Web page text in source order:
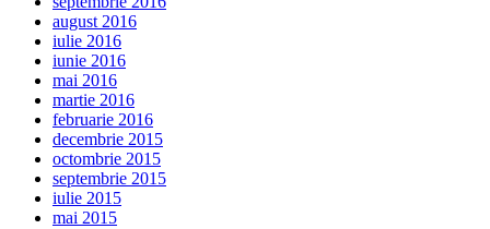
august 2016
iulie 2016
iunie 2016
mai 2016
martie 2016
februarie 2016
decembrie 2015
octombrie 2015
septembrie 2015
iulie 2015
mai 2015